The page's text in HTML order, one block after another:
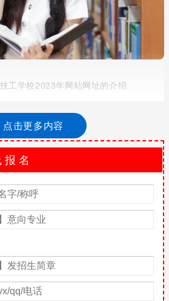
工学校2023年网站网址的介绍
怎么去选择学校了，因为分数不够，高
多家长听说卫校就业比较好，所以很想
如果说想知道学校相关信息，可以进入
平台网站：www.cdtlxxe.com
地址：南京市江宁区金航大道88号
成绩
办技工学校办学评估第一名;学校党支部
组织;学校团委多次被评为南京市五四红
践先进单位、南京市优秀中学中职共青
育活动“青年大学习”中多次荣获全市职
点击更多内容